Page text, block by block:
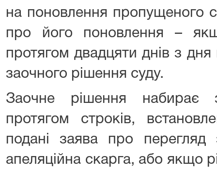
на поновлення пропущеного
про його поновлення –
протягом двадцяти днів з
заочного рішення суду.
Заочне рішення набирає
протягом строків,
подані заява про перегляд
апеляційна скарга, або якщо